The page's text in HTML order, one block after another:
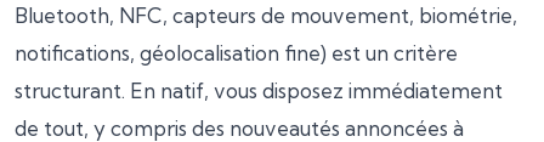
Bluetooth, NFC, capteurs de mouvement, biométrie,
notifications, géolocalisation fine) est un critère
structurant. En natif, vous disposez immédiatement
de tout, y compris des nouveautés annoncées à